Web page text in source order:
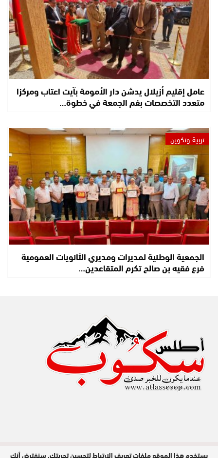
عامل إقليم أزيلال يدشن دار الأمومة بآيت اعتاب ومركزا
متعدد التخصصات بفم الجمعة في خطوة…
تربية وتكوين
الجمعية الوطنية لمديرات ومديري الثانويات العمومية
فرع فقيه بن صالح تكرم المتقاعدين…
يستخدم هذا الموقع ملفات تعريف الارتباط لتحسين تجربتك. سنفترض أنك